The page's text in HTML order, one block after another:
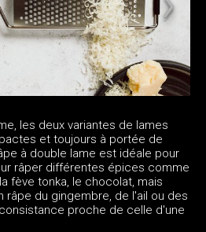
les deux variantes de lames
et toujours à portée de
à double lame est idéale pour
râper différentes épices comme
fève tonka, le chocolat, mais
râpe du gingembre, de l'ail ou des
proche de celle d'une